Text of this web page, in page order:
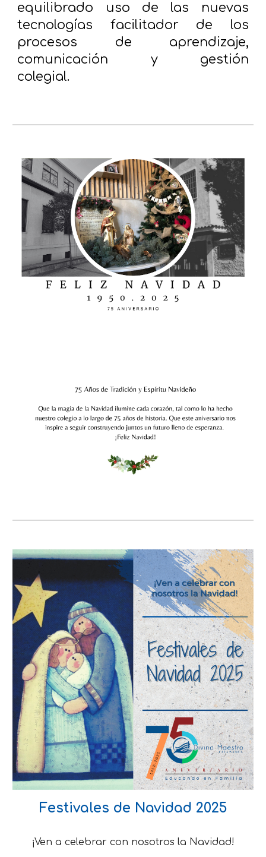
equilibrado uso de las nuevas
tecnologías facilitador de los
procesos de aprendizaje,
comunicación y gestión
colegial.
Festivales de Navidad 2025
¡Ven a celebrar con nosotros la Navidad!